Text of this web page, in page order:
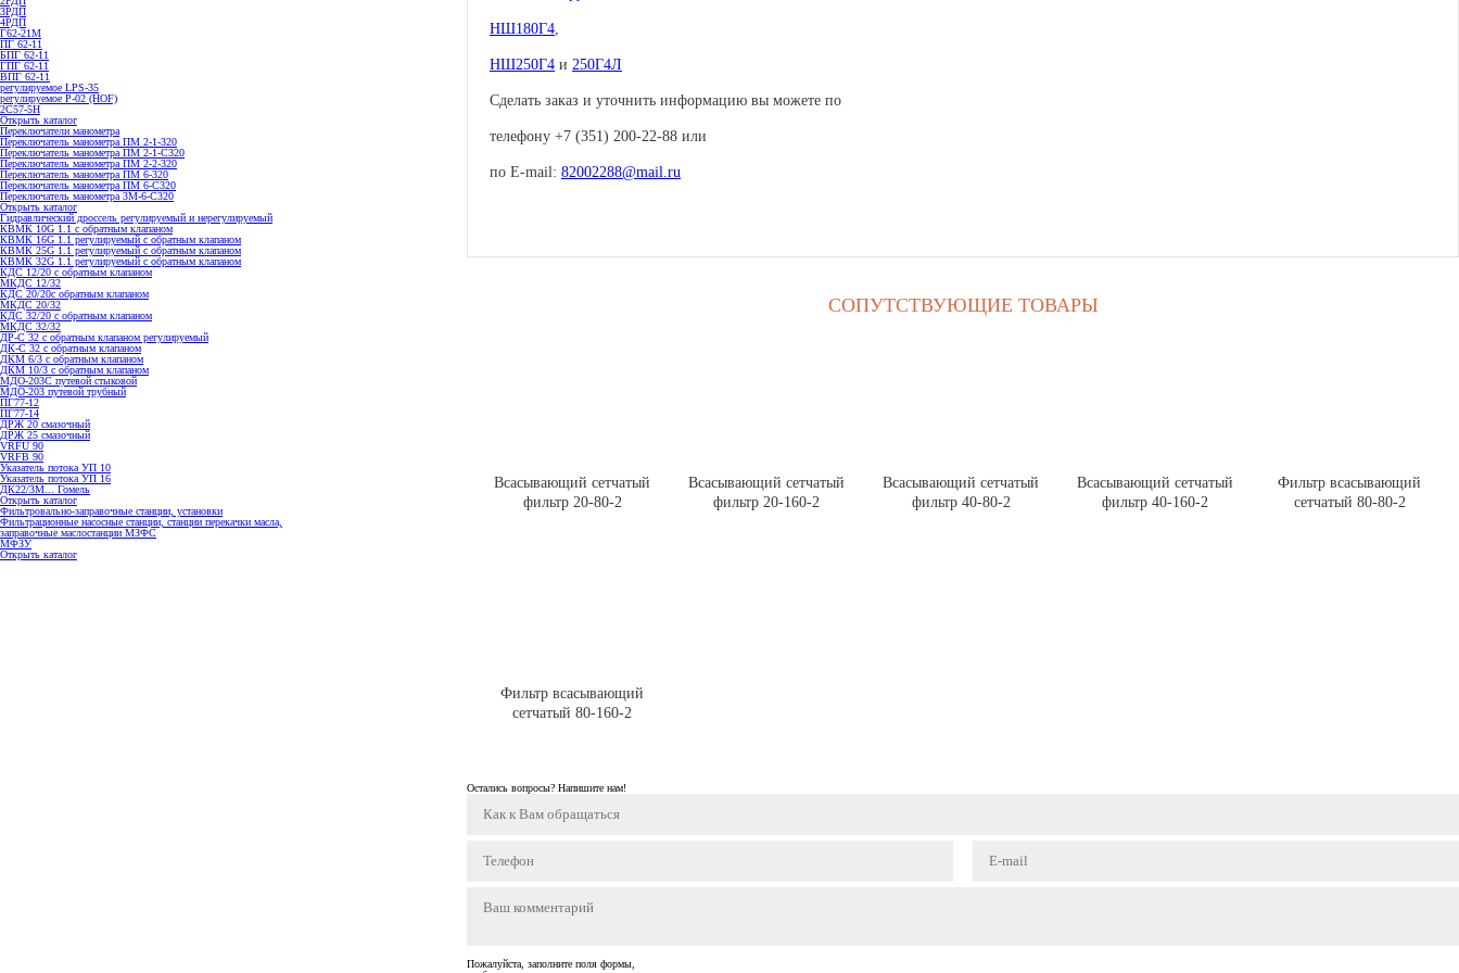
3РДП
4РДП
Г62-21М
ПГ 62-11
БПГ 62-11
ГПГ 62-11
ВПГ 62-11
регулируемое LPS-35
регулируемое P-02 (HOF)
2С57-5Н
Открыть каталог
Переключатели манометра
Переключатель манометра ПМ 2-1-320
Переключатель манометра ПМ 2-1-С320
Переключатель манометра ПМ 2-2-320
Переключатель манометра ПМ 6-320
Переключатель манометра ПМ 6-С320
Переключатель манометра 3M-6-C320
Открыть каталог
Гидравлический дроссель регулируемый и нерегулируемый
КВМК 10G 1.1 с обратным клапаном
КВМК 16G 1.1 регулируемый с обратным клапаном
КВМК 25G 1.1 регулируемый с обратным клапаном
КВМК 32G 1.1 регулируемый с обратным клапаном
КДC 12/20 с обратным клапаном
МКДС 12/32
КДC 20/20с обратным клапаном
МКДС 20/32
КДC 32/20 с обратным клапаном
МКДС 32/32
ДР-С 32 с обратным клапаном регулируемый
ДК-С 32 с обратным клапаном
ДКМ 6/3 с обратным клапаном
ДКМ 10/3 с обратным клапаном
МДО-203С путевой стыковой
МДО-203 путевой трубный
ПГ77-12
ПГ77-14
ДРЖ 20 смазочный
ДРЖ 25 смазочный
VRFU 90
VRFВ 90
Указатель потока УП 10
Указатель потока УП 16
ДК22/3М... Гомель
Открыть каталог
Фильтровально-заправочные станции, установки
Фильтрационные насосные станции, станции перекачки масла,
заправочные маслостанции МЗФС
МФЗУ
Открыть каталог
НШ180Г4
НШ250Г4 и 250Г4Л
Сделать заказ и уточнить информацию вы можете по
телефону +7 (351) 200-22-88 или
по E-mail: 82002288@mail.ru
СОПУТСТВУЮЩИЕ ТОВАРЫ
Всасывающий сетчатый
фильтр 20-80-2
Всасывающий сетчатый
фильтр 20-160-2
Всасывающий сетчатый
фильтр 40-80-2
Всасывающий сетчатый
фильтр 40-160-2
Фильтр всасывающий
сетчатый 80-80-2
Фильтр всасывающий
сетчатый 80-160-2
Остались вопросы? Напишите нам!
Пожалуйста, заполните поля формы,